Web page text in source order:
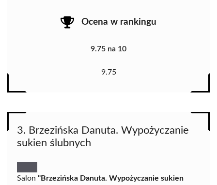
Ocena w rankingu
9.75 na 10
9.75
3. Brzezińska Danuta. Wypożyczanie
sukien ślubnych
Salon "Brzezińska Danuta. Wypożyczanie sukien